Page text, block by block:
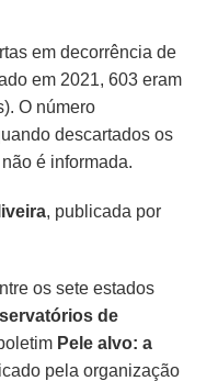
em decorrência de
em 2021, 603 eram
O número
descartados os
é informada.
, publicada por
os sete estados
de
Pele alvo: a
pela organização